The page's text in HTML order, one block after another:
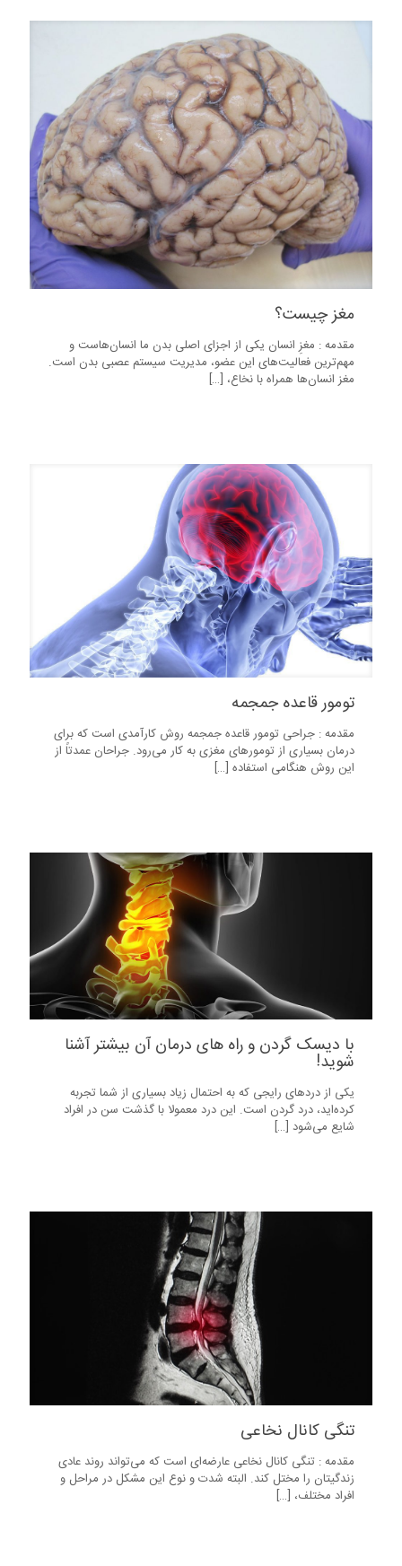
مغز چیست؟
مقدمه : مغزِ انسان یکی از اجزای اصلی بدن ما انسان‌هاست و
مهم‌ترین فعالیت‌های این عضو، مدیریت سیستم عصبی بدن است.
مغز انسان‌ها همراه با نخاع، […]
تومور قاعده جمجمه
مقدمه : جراحی تومور قاعده جمجمه روش کارآمدی است که برای
درمان بسیاری از تومورهای مغزی به کار می‌رود. جراحان عمدتاً از
این روش هنگامی استفاده […]
با دیسک گردن و راه های درمان آن بیشتر آشنا
شوید!
یکی از دردهای رایجی که به احتمال زیاد بسیاری از شما تجربه
کرده‌اید، درد گردن است. این درد معمولا با گذشت سن در افراد
شایع می‌شود […]
تنگی کانال نخاعی
مقدمه : تنگی کانال نخاعی عارضه‌ای است که می‌تواند روند عادی
زندگیتان را مختل کند. البته شدت و نوع این مشکل در مراحل و
افراد مختلف، […]